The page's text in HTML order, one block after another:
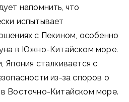
напомнить, что
испытывает
с Пекином, особенно
в Южно-Китайском море.
Япония сталкивается с
из-за споров о
Восточно-Китайском море.